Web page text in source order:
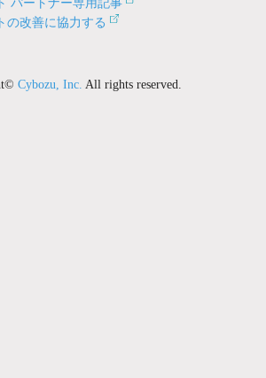
パートナー専用記事
の改善に協力する
Cybozu, Inc. All rights reserved.